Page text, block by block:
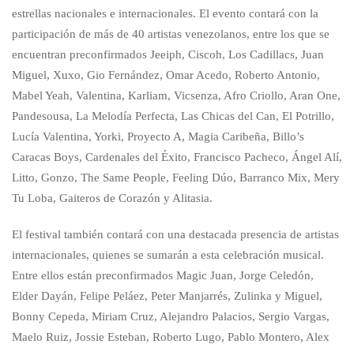
estrellas nacionales e internacionales. El evento contará con la
participación de más de 40 artistas venezolanos, entre los que se
encuentran preconfirmados Jeeiph, Ciscoh, Los Cadillacs, Juan
Miguel, Xuxo, Gio Fernández, Omar Acedo, Roberto Antonio,
Mabel Yeah, Valentina, Karliam, Vicsenza, Afro Criollo, Aran One,
Pandesousa, La Melodía Perfecta, Las Chicas del Can, El Potrillo,
Lucía Valentina, Yorki, Proyecto A, Magia Caribeña, Billo’s
Caracas Boys, Cardenales del Éxito, Francisco Pacheco, Ángel Alí,
Litto, Gonzo, The Same People, Feeling Dúo, Barranco Mix, Mery
Tu Loba, Gaiteros de Corazón y Alitasia.
El festival también contará con una destacada presencia de artistas
internacionales, quienes se sumarán a esta celebración musical.
Entre ellos están preconfirmados Magic Juan, Jorge Celedón,
Elder Dayán, Felipe Peláez, Peter Manjarrés, Zulinka y Miguel,
Bonny Cepeda, Miriam Cruz, Alejandro Palacios, Sergio Vargas,
Maelo Ruiz, Jossie Esteban, Roberto Lugo, Pablo Montero, Alex